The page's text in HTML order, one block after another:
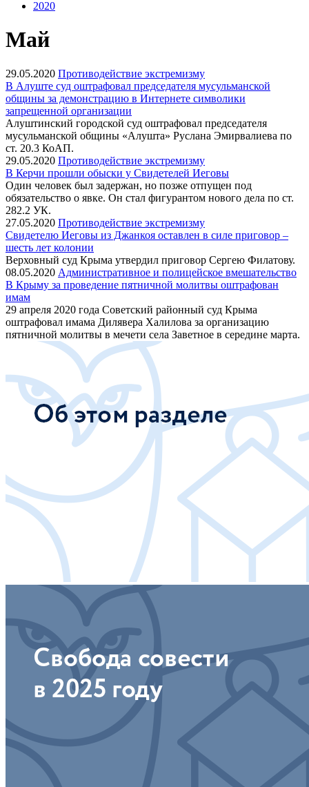
2020
Май
29.05.2020 Противодействие экстремизму
В Алуште суд оштрафовал председателя мусульманской
общины за демонстрацию в Интернете символики
запрещенной организации
Алуштинский городской суд оштрафовал председателя
мусульманской общины «Алушта» Руслана Эмирвалиева по
ст. 20.3 КоАП.
29.05.2020 Противодействие экстремизму
В Керчи прошли обыски у Свидетелей Иеговы
Один человек был задержан, но позже отпущен под
обязательство о явке. Он стал фигурантом нового дела по ст.
282.2 УК.
27.05.2020 Противодействие экстремизму
Свидетелю Иеговы из Джанкоя оставлен в силе приговор –
шесть лет колонии
Верховный суд Крыма утвердил приговор Сергею Филатову.
08.05.2020 Административное и полицейское вмешательство
В Крыму за проведение пятничной молитвы оштрафован
имам
29 апреля 2020 года Советский районный суд Крыма
оштрафовал имама Дилявера Халилова за организацию
пятничной молитвы в мечети села Заветное в середине марта.